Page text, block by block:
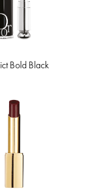
ict Bold Black